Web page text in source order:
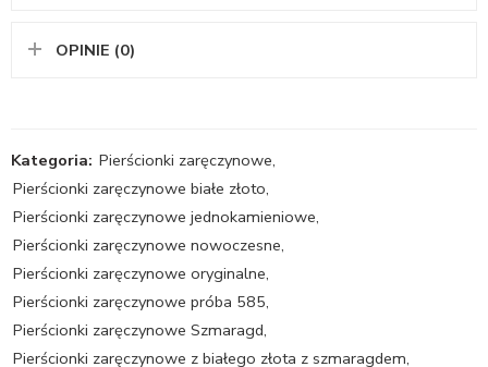
OPINIE (0)
Kategoria: Pierścionki zaręczynowe,
Pierścionki zaręczynowe białe złoto,
Pierścionki zaręczynowe jednokamieniowe,
Pierścionki zaręczynowe nowoczesne,
Pierścionki zaręczynowe oryginalne,
Pierścionki zaręczynowe próba 585,
Pierścionki zaręczynowe Szmaragd,
Pierścionki zaręczynowe z białego złota z szmaragdem,